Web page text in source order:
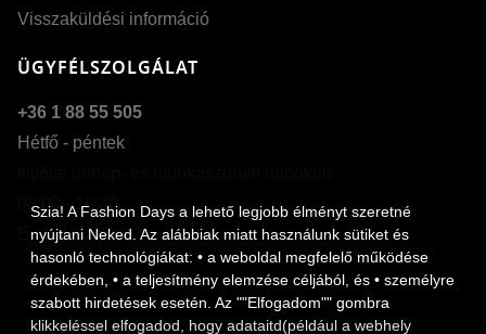
Szia! A Fashion Days a lehető legjobb élményt szeretné
nyújtani Neked. Az alábbiak miatt használunk sütiket és
hasonló technológiákat: • a weboldal megfelelő működése
érdekében, • a teljesítmény elemzése céljából, és • személyre
szabott hirdetések esetén. Az ""Elfogadom"" gombra
klikkeléssel elfogadod, hogy adataitd(például a webhely
Visszaküldési információ
ÜGYFÉLSZOLGÁLAT
+36 1 88 55 505
Hétfő - péntek
08:00 - 16:30
E-mail küldése
Szöveg méretének
Szóköz növelése
Szóköz csökkentése